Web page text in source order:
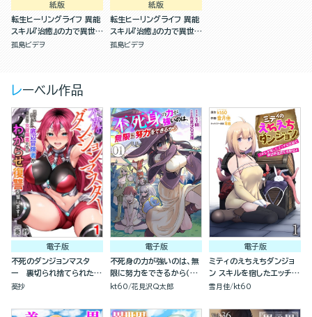
紙版
転生ヒーリングライフ 異能
スキル『治癒』の力で異世界
ハーレム(2)
孤島ビデヲ
紙版
転生ヒーリングライフ 異能
スキル『治癒』の力で異世界
ハーレム(1)
孤島ビデヲ
レーベル作品
電子版
不死のダンジョンマスタ
ー 裏切られ捨てられた底
辺冒険者が元仲間の女冒険
います！（分冊版）
葵抄
電子版
不死身の力が強いのは、無
限に努力をできるから（分
冊版）
kt60 花見沢Q太郎
電子版
ミティのえちえちダンジョ
ン スキルを宿したエッチな
衣装で異世界迷宮を攻略せ
雪月佳 kt60